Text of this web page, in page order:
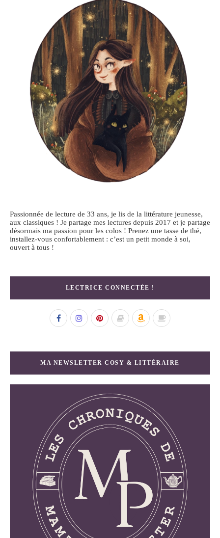
Passionnée de lecture de 33 ans, je lis de la littérature jeunesse,
aux classiques ! Je partage mes lectures depuis 2017 et je partage
désormais ma passion pour les colos ! Prenez une tasse de thé,
installez-vous confortablement : c’est un petit monde à soi,
ouvert à tous !
LECTRICE CONNECTÉE !
MA NEWSLETTER COSY & LITTÉRAIRE